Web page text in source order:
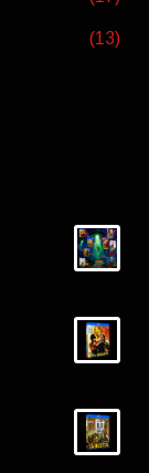
(13)